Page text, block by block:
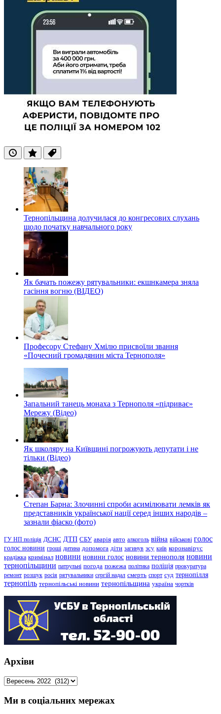
ОстанніПопулярні
Теги
Тернопільщина долучилася до конгресових слухань
щодо початку навчального року
Як бачать пожежу рятувальники: екшнкамера зняла
гасіння вогню (ВІДЕО)
Професору Стефану Хмілю присвоїли звання
«Почесний громадянин міста Тернополя»
Запальний танець монаха з Тернополя «підриває»
Мережу (Відео)
Як школяру на Київщині погрожують депутати і не
тільки (Відео)
Степан Барна: Злочинні спроби асимілювати лемків як
представників української нації серед інших народів –
зазнали фіаско (фото)
ГУ НП поліція ДСНС ДТП СБУ аварія авто алкоголь війна військові голос
голос новини гроші дитина допомога діти загинув зсу київ коронавірус
крадіжка кримінал новини новини голос новини тернополя новини
тернопільщини патрульні погода пожежа політика поліція прокуратура
ремонт розшук росія рятувальники сергій надал смерть спорт суд тернопілля
тернопіль тернопільські новини тернопільщина україна чортків
Архіви
Архіви
Ми в соціальних мережах